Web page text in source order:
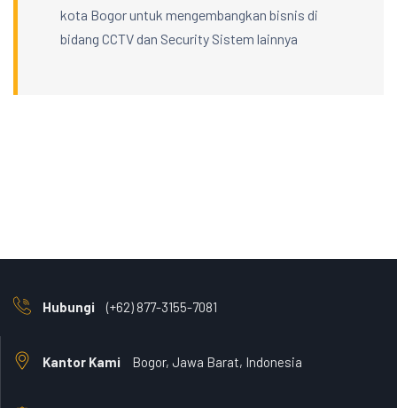
kota Bogor untuk mengembangkan bisnis di
bidang CCTV dan Security Sistem lainnya
Hubungi (+62) 877-3155-7081
Kantor Kami Bogor, Jawa Barat, Indonesia